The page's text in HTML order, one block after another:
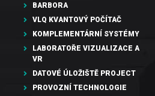
BARBORA
VLQ KVANTOVÝ POČÍTAČ
KOMPLEMENTÁRNÍ SYSTÉMY
LABORATOŘE VIZUALIZACE A
VR
DATOVÉ ÚLOŽIŠTĚ PROJECT
PROVOZNÍ TECHNOLOGIE